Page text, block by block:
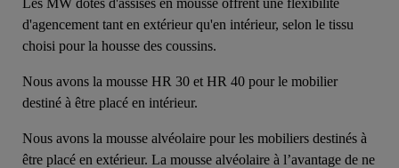
d'agencement tant en extérieur qu'en intérieur, selon le tissu
choisi pour la housse des coussins.
Nous avons la mousse HR 30 et HR 40 pour le mobilier
destiné à être placé en intérieur.
Nous avons la mousse alvéolaire pour les mobiliers destinés à
être placé en extérieur. La mousse alvéolaire à l’avantage de ne